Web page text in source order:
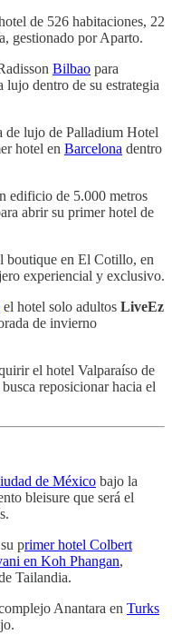
de 526 habitaciones, 22
gestionado por Aparto.
Bilbao para
dentro de su estrategia
de lujo de Palladium Hotel
hotel en Barcelona dentro
edificio de 5.000 metros
abrir su primer hotel de
boutique en El Cotillo, en
experiencial y exclusivo.
el hotel solo adultos LiveEz
de invierno
el hotel Valparaíso de
reposicionar hacia el
de México bajo la
bleisure que será el
primer hotel Colbert
en Koh Phangan,
Tailandia.
Anantara en Turks